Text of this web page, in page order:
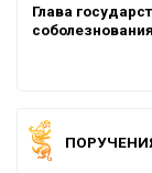
Глава